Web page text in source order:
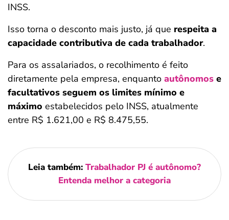
INSS.
Isso torna o desconto mais justo, já que respeita a
capacidade contributiva de cada trabalhador.
Para os assalariados, o recolhimento é feito
diretamente pela empresa, enquanto autônomos e
facultativos seguem os limites mínimo e
máximo estabelecidos pelo INSS, atualmente
entre R$ 1.621,00 e R$ 8.475,55.
Leia também: Trabalhador PJ é autônomo?
Entenda melhor a categoria